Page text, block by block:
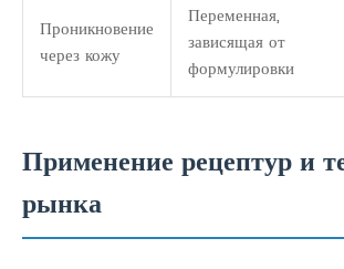
Проникновение
через кожу
Переменная,
зависящая от
формулировки
Применение рецептур и
рынка